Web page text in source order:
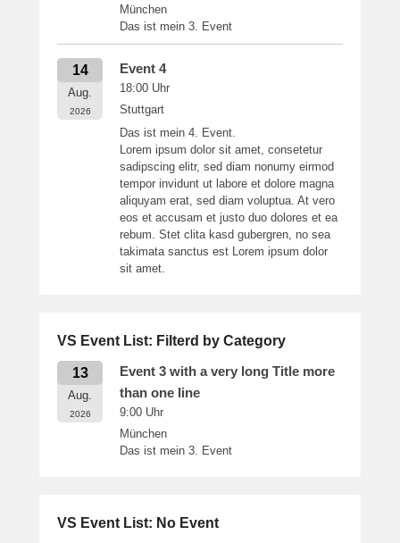
München
Das ist mein 3. Event
14
Aug.
2026
Event 4
18:00 Uhr
Stuttgart
Das ist mein 4. Event.
Lorem ipsum dolor sit amet, consetetur
sadipscing elitr, sed diam nonumy eirmod
tempor invidunt ut labore et dolore magna
aliquyam erat, sed diam voluptua. At vero
eos et accusam et justo duo dolores et ea
rebum. Stet clita kasd gubergren, no sea
takimata sanctus est Lorem ipsum dolor
sit amet.
VS Event List: Filterd by Category
13
Aug.
2026
Event 3 with a very long Title more
than one line
9:00 Uhr
München
Das ist mein 3. Event
VS Event List: No Event